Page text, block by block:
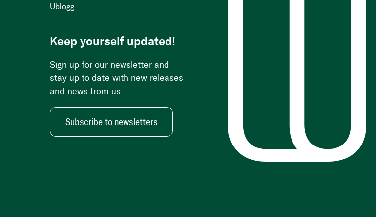
Ublogg
Keep yourself updated!
Sign up for our newsletter and
stay up to date with new releases
and news from us.
Subscribe to newsletters